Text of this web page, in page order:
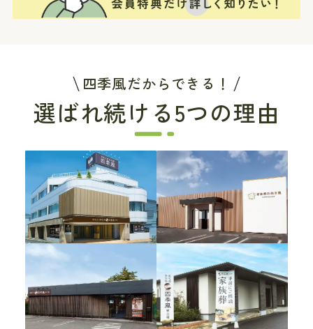
四季風だからできる！
選ばれ続ける5つの理由